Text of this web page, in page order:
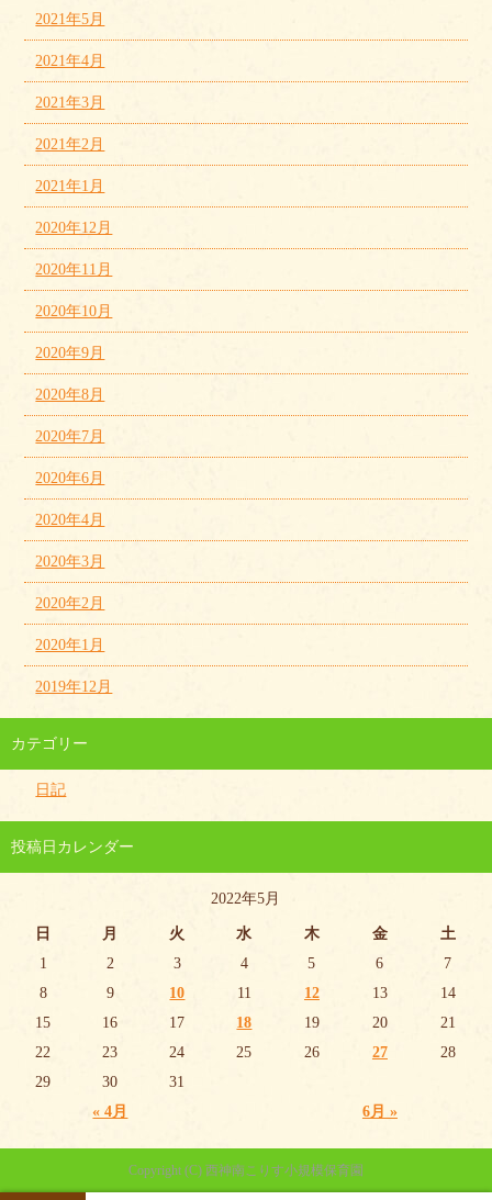
2021年5月
2021年4月
2021年3月
2021年2月
2021年1月
2020年12月
2020年11月
2020年10月
2020年9月
2020年8月
2020年7月
2020年6月
2020年4月
2020年3月
2020年2月
2020年1月
2019年12月
カテゴリー
日記
投稿日カレンダー
2022年5月
日 月 火 水 木 金 土
« 4月 6月 »
1 2 3 4 5 6
7
8
9 10 11 12 13
14
15
16 17 18 19 20
21
22
23 24 25 26 27
28
29
30 31
Copyright (C) 西神南こりす小規模保育園